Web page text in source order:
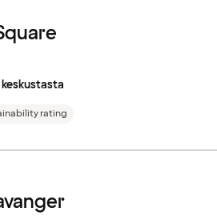
rating